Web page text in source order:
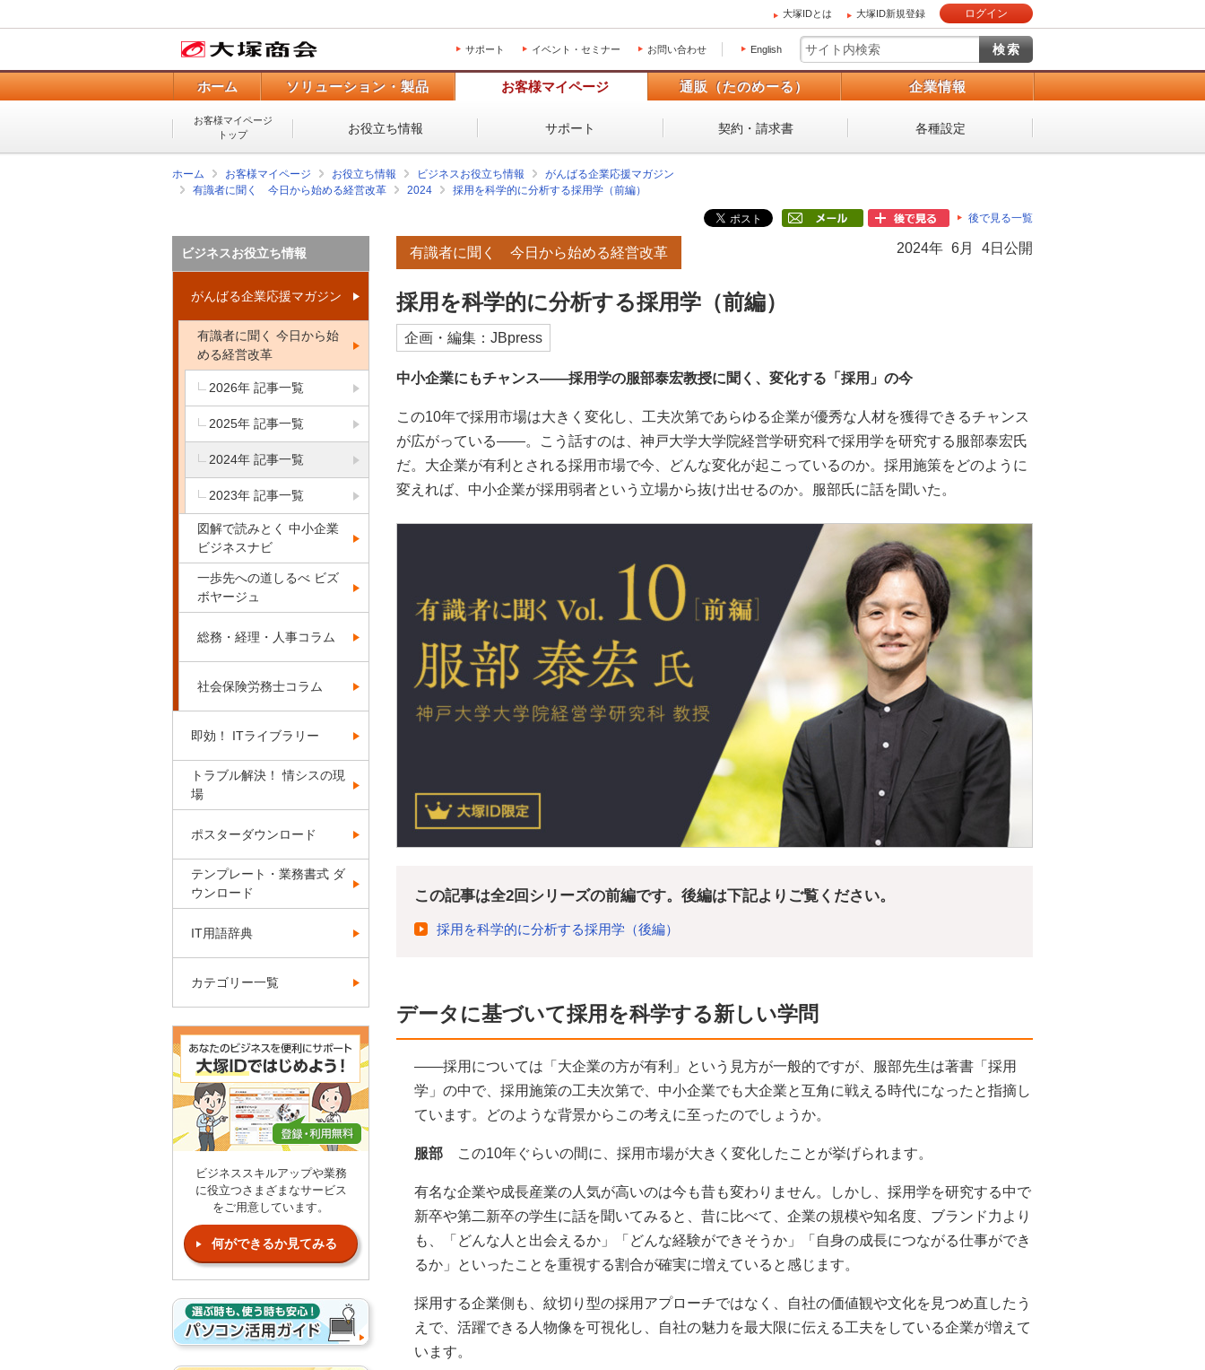
大塚IDとは 大塚ID新規登録 ログイン
サポート イベント・セミナー お問い合わせ English
ホーム ソリューション・製品 お客様マイページ 通販（たのめーる） 企業情報
お客様マイページ
トップ
お役立ち情報 サポート 契約・請求書 各種設定
ホーム お客様マイページ お役立ち情報 ビジネスお役立ち情報
がんばる企業応援マガジン
有識者に聞く 今日から始める経営改革
2024 採用を科学的に分析する採用学（前編）
後で見る一覧
2024年 6月 4日公開
有識者に聞く 今日から始める経営改革
採用を科学的に分析する採用学（前編）
企画・編集：JBpress
中小企業にもチャンス――採用学の服部泰宏教授に聞く、変化する「採用」の今
この10年で採用市場は大きく変化し、工夫次第であらゆる企業が優秀な人材を獲得できるチャンス
が広がっている――。こう話すのは、神戸大学大学院経営学研究科で採用学を研究する服部泰宏氏
だ。大企業が有利とされる採用市場で今、どんな変化が起こっているのか。採用施策をどのように
変えれば、中小企業が採用弱者という立場から抜け出せるのか。服部氏に話を聞いた。
この記事は全2回シリーズの前編です。後編は下記よりご覧ください。
採用を科学的に分析する採用学（後編）
データに基づいて採用を科学する新しい学問
――採用については「大企業の方が有利」という見方が一般的ですが、服部先生は著書「採用
学」の中で、採用施策の工夫次第で、中小企業でも大企業と互角に戦える時代になったと指摘し
ています。どのような背景からこの考えに至ったのでしょうか。
服部 この10年ぐらいの間に、採用市場が大きく変化したことが挙げられます。
有名な企業や成長産業の人気が高いのは今も昔も変わりません。しかし、採用学を研究する中で
新卒や第二新卒の学生に話を聞いてみると、昔に比べて、企業の規模や知名度、ブランド力より
も、「どんな人と出会えるか」「どんな経験ができそうか」「自身の成長につながる仕事ができ
るか」といったことを重視する割合が確実に増えていると感じます。
採用する企業側も、紋切り型の採用アプローチではなく、自社の価値観や文化を見つめ直したう
えで、活躍できる人物像を可視化し、自社の魅力を最大限に伝える工夫をしている企業が増えて
います。
ビジネスお役立ち情報
がんばる企業応援マガジン
有識者に聞く 今日から始
める経営改革
2026年 記事一覧
2025年 記事一覧
2024年 記事一覧
2023年 記事一覧
図解で読みとく 中小企業
ビジネスナビ
一歩先への道しるべ ビズ
ボヤージュ
総務・経理・人事コラム
社会保険労務士コラム
即効！ ITライブラリー
トラブル解決！ 情シスの現
場
ポスターダウンロード
テンプレート・業務書式 ダ
ウンロード
IT用語辞典
カテゴリー一覧
ビジネススキルアップや業務
に役立つさまざまなサービス
をご用意しています。
何ができるか見てみる